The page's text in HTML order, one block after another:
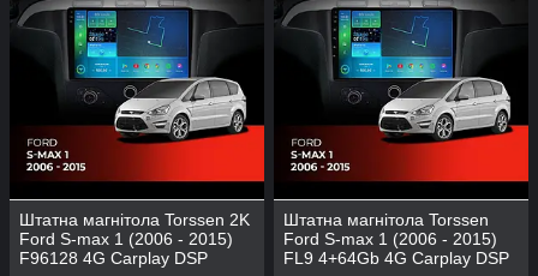
Штатна магнітола Torssen 2K
Ford S-max 1 (2006 - 2015)
F96128 4G Carplay DSP
Штатна магнітола Torssen
Ford S-max 1 (2006 - 2015)
FL9 4+64Gb 4G Carplay DSP